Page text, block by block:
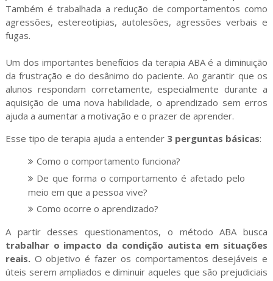
Também é trabalhada a redução de comportamentos como
agressões, estereotipias, autolesões, agressões verbais e
fugas.
Um dos importantes benefícios da terapia ABA é a diminuição
da frustração e do desânimo do paciente. Ao garantir que os
alunos respondam corretamente, especialmente durante a
aquisição de uma nova habilidade, o aprendizado sem erros
ajuda a aumentar a motivação e o prazer de aprender.
Esse tipo de terapia ajuda a entender 3 perguntas básicas:
Como o comportamento funciona?
De que forma o comportamento é afetado pelo
meio em que a pessoa vive?
Como ocorre o aprendizado?
A partir desses questionamentos, o método ABA busca
trabalhar o impacto da condição autista em situações
reais.O objetivo é fazer os comportamentos desejáveis e
úteis serem ampliados e diminuir aqueles que são prejudiciais